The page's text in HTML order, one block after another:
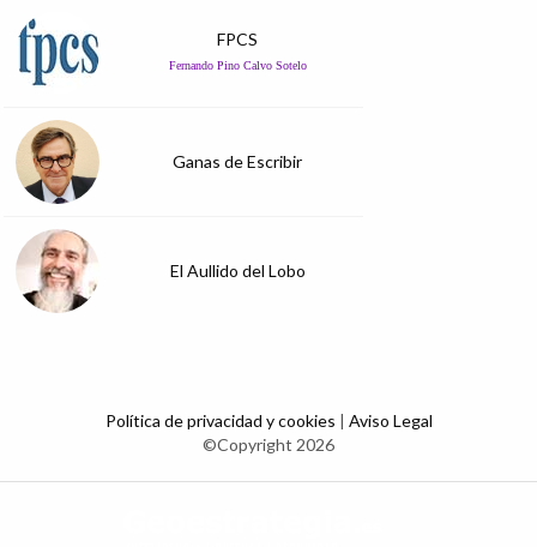
FPCS
Fernando Pino Calvo Sotelo
Ganas de Escribir
El Aullido del Lobo
Política de privacidad y cookies | Aviso Legal
©Copyright 2026